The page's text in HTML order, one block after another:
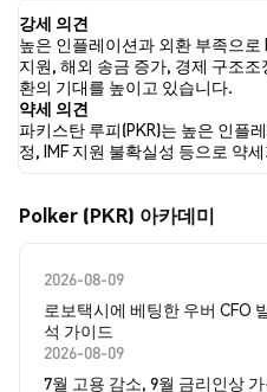
로, PKR에 대한 뉴스 기사 0건이
100.00%의 트윗이 강세 감정을,
니다. 0.00%의 트윗은 PKR에 대
감정 분석은 1개의 트윗을 기반으
강세 의견
높은 인플레이션과 외환 부족으로
지원, 해외 송금 증가, 경제 구조조
환의 기대를 높이고 있습니다.
약세 의견
파키스탄 루피(PKR)는 높은 인플
정, IMF 지원 불확실성 등으로 약
Polker (PKR) 아카데미
2026-08-09
로보택시에 베팅한 우버 CFO
석 가이드
2026-08-09
7월 고용 감소, 9월 금리인상